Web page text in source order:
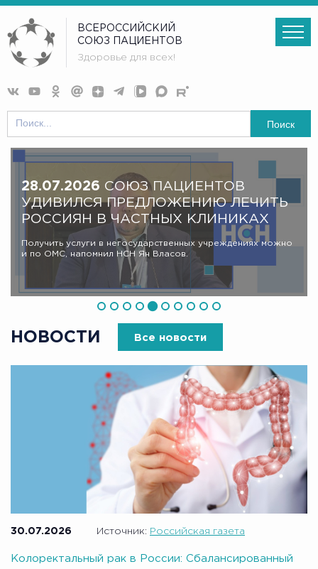
ВСЕРОССИЙСКИЙ
СОЮЗ ПАЦИЕНТОВ
Здоровье для всех!
Поиск
28.07.2026 СОЮЗ ПАЦИЕНТОВ
УДИВИЛСЯ ПРЕДЛОЖЕНИЮ ЛЕЧИТЬ
РОССИЯН В ЧАСТНЫХ КЛИНИКАХ
Получить услуги в негосударственных учреждениях можно
и по ОМС, напомнил НСН Ян Власов.
НОВОСТИ Все новости
30.07.2026 Источник: Российская газета
Колоректальный рак в России: Сбалансированный